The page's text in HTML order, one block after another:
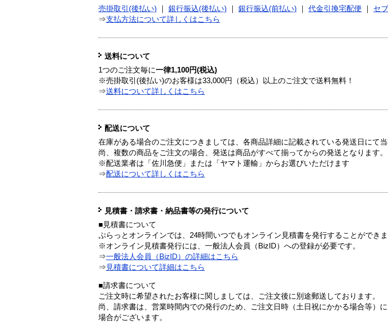
売掛取引(後払い) 銀行振込(後払い) 銀行振込(前払い) 代金引換宅配便
セ
⇒支払方法について詳しくはこちら
送料について
1つのご注文毎に一律1,100円(税込)
※売掛取引(後払い)のお客様は33,000円（税込）以上のご注文で送料無料！
⇒送料について詳しくはこちら
配送について
在庫がある場合のご注文につきましては、各商品詳細に記載されている発送日にて当
尚、複数の商品をご注文の場合、発送は商品がすべて揃ってからの発送となります。
※配送業者は「佐川急便」または「ヤマト運輸」からお選びいただけます
⇒配送について詳しくはこちら
見積書・請求書・納品書等の発行について
■見積書について
ぷらっとオンラインでは、24時間いつでもオンライン見積書を発行することができま
※オンライン見積書発行には、一般法人会員（BizID）への登録が必要です。
⇒一般法人会員（BizID）の詳細はこちら
⇒ 見積書について詳細はこちら
■請求書について
ご注文時に希望されたお客様に関しましては、ご注文後に別途郵送しております。
尚、請求書は、営業時間内での発行のため、ご注文日時（土日祝にかかる場合等）
場合がございます。